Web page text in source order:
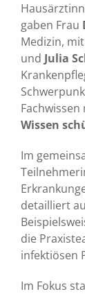
gaben Frau
Medizin,
und Julia
Wissen
Im
detailliert
die
infektiösen
Im Fokus